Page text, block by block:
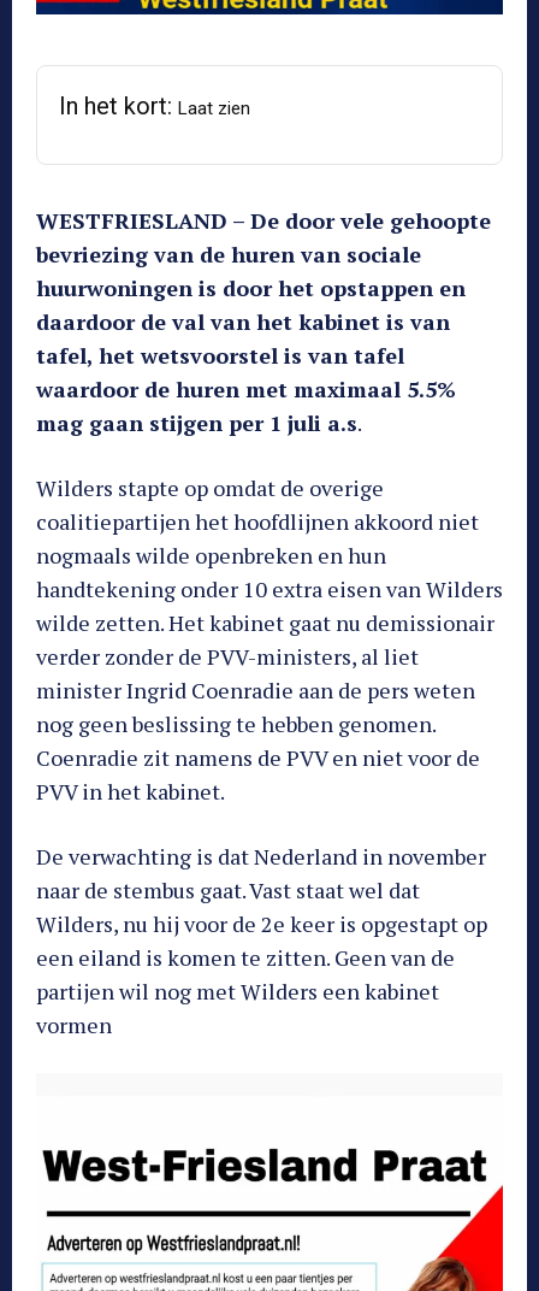
In het kort: Laat zien
WESTFRIESLAND – De door vele gehoopte
bevriezing van de huren van sociale
huurwoningen is door het opstappen en
daardoor de val van het kabinet is van
tafel, het wetsvoorstel is van tafel
waardoor de huren met maximaal 5.5%
mag gaan stijgen per 1 juli a.s.
Wilders stapte op omdat de overige
coalitiepartijen het hoofdlijnen akkoord niet
nogmaals wilde openbreken en hun
handtekening onder 10 extra eisen van Wilders
wilde zetten. Het kabinet gaat nu demissionair
verder zonder de PVV-ministers, al liet
minister Ingrid Coenradie aan de pers weten
nog geen beslissing te hebben genomen.
Coenradie zit namens de PVV en niet voor de
PVV in het kabinet.
De verwachting is dat Nederland in november
naar de stembus gaat. Vast staat wel dat
Wilders, nu hij voor de 2e keer is opgestapt op
een eiland is komen te zitten. Geen van de
partijen wil nog met Wilders een kabinet
vormen